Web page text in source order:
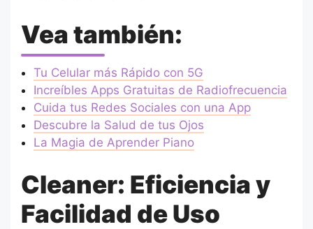
Vea también:
Tu Celular más Rápido con 5G
Increíbles Apps Gratuitas de Radiofrecuencia
Cuida tus Redes Sociales con una App
Descubre la Salud de tus Ojos
La Magia de Aprender Piano
Cleaner: Eficiencia y
Facilidad de Uso